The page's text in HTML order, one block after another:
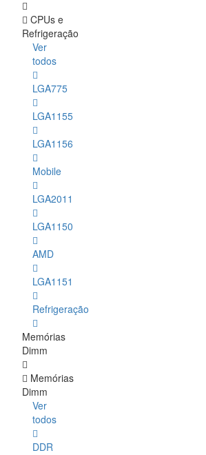
CPUs e
Refrigeração
Ver
todos
LGA775
LGA1155
LGA1156
Mobile
LGA2011
LGA1150
AMD
LGA1151
Refrigeração
Memórias
Dimm
Memórias
Dimm
Ver
todos
DDR